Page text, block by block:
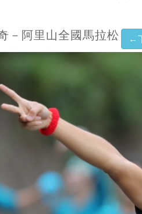
－阿里山全國馬拉松 ←